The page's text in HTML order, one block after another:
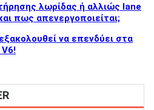
λωρίδας ή αλλιώς lane
πως απενεργοποιείται;
να επενδύει στα